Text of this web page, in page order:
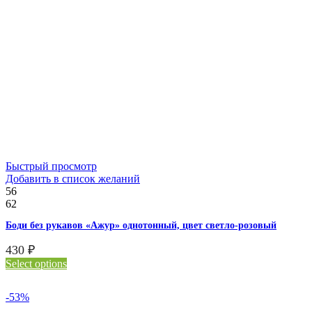
Быстрый просмотр
Добавить в список желаний
56
62
Боди без рукавов «Ажур» однотонный, цвет светло-розовый
430 ₽
Select options
-53%